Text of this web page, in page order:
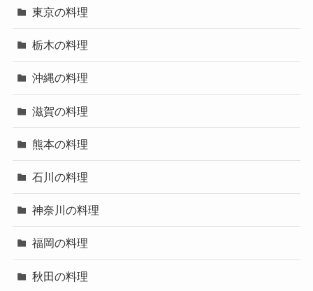
東京の料理
栃木の料理
沖縄の料理
滋賀の料理
熊本の料理
石川の料理
神奈川の料理
福岡の料理
秋田の料理